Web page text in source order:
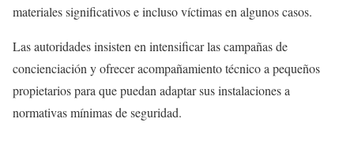
materiales significativos e incluso víctimas en algunos casos.
Las autoridades insisten en intensificar las campañas de
concienciación y ofrecer acompañamiento técnico a pequeños
propietarios para que puedan adaptar sus instalaciones a
normativas mínimas de seguridad.